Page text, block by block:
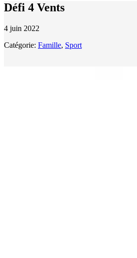
Défi 4 Vents
4 juin 2022
Catégorie: Famille, Sport